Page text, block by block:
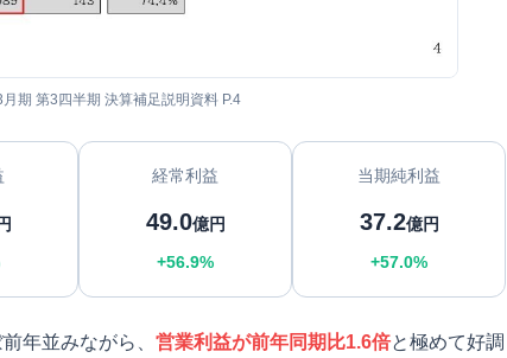
期 第3四半期 決算補足説明資料 P.4
経常利益
49.0億円
+56.9%
当期純利益
37.2億円
+57.0%
年並みながら、 営業利益が前年同期比1.6倍と極めて好調